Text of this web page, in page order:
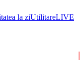
la ziUtilitareLIVE